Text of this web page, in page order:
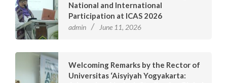
National and International
Participation at ICAS 2026
admin June 11, 2026
Welcoming Remarks by the Rector of
Universitas ‘Aisyiyah Yogyakarta: